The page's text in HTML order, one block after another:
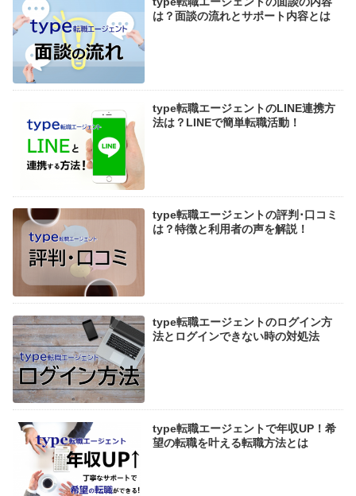
は？面談の流れとサポート内容とは
type転職エージェントのLINE連携方
法は？LINEで簡単転職活動！
type転職エージェントの評判･口コミ
は？特徴と利用者の声を解説！
type転職エージェントのログイン方
法とログインできない時の対処法
type転職エージェントで年収UP！希
望の転職を叶える転職方法とは